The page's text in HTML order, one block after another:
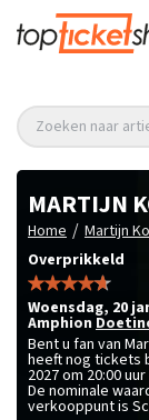
Zoeken naar
MARTIJN
Home / Martijn
Overprikkeld
woensdag, 20
Amphion
Bent u fan van
heeft nog tickets
2027 om 20:00
De nominale
verkooppunt is